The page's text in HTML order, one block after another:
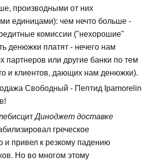
производными от них
единицами): чем нечто больше -
комиссии ("нехорошие"
денюжки платят - нечего нам
партнеров или другие банки по тем
и клиентов, дающих нам денюжки).
Свободный - Пептид Ipamorelin
Диноджет доставке
греческое
и привел к резкому падению
Но во многом этому